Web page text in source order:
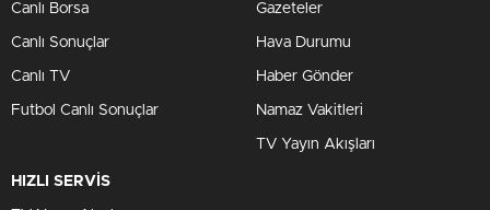
Canlı Borsa
Canlı Sonuçlar
Canlı TV
Futbol Canlı Sonuçlar
Gazeteler
Hava Durumu
Haber Gönder
Namaz Vakitleri
TV Yayın Akışları
HIZLI SERVİS